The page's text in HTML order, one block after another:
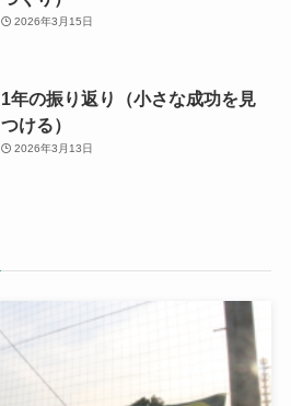
2026年3月15日
1年の振り返り（小さな成功を見
つける）
2026年3月13日